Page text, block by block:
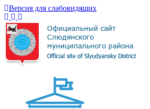
Версия для слабовидящих